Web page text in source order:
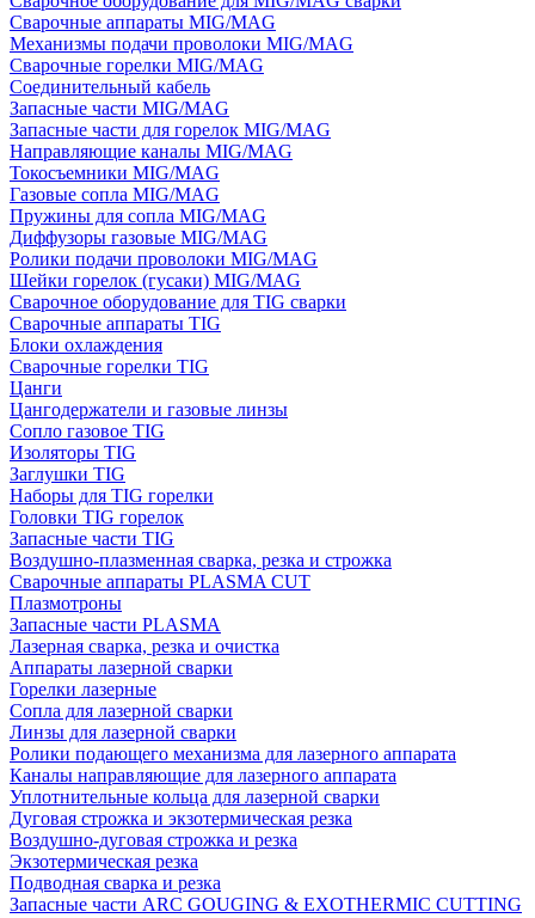
Сварочные аппараты MIG/MAG
Механизмы подачи проволоки MIG/MAG
Сварочные горелки MIG/MAG
Соединительный кабель
Запасные части MIG/MAG
Запасные части для горелок MIG/MAG
Направляющие каналы MIG/MAG
Токосъемники MIG/MAG
Газовые сопла MIG/MAG
Пружины для сопла MIG/MAG
Диффузоры газовые MIG/MAG
Ролики подачи проволоки MIG/MAG
Шейки горелок (гусаки) MIG/MAG
Сварочное оборудование для TIG сварки
Сварочные аппараты TIG
Блоки охлаждения
Сварочные горелки TIG
Цанги
Цангодержатели и газовые линзы
Сопло газовое TIG
Изоляторы TIG
Заглушки TIG
Наборы для TIG горелки
Головки TIG горелок
Запасные части TIG
Воздушно-плазменная сварка, резка и строжка
Сварочные аппараты PLASMA CUT
Плазмотроны
Запасные части PLASMA
Лазерная сварка, резка и очистка
Аппараты лазерной сварки
Горелки лазерные
Сопла для лазерной сварки
Линзы для лазерной сварки
Ролики подающего механизма для лазерного аппарата
Каналы направляющие для лазерного аппарата
Уплотнительные кольца для лазерной сварки
Дуговая строжка и экзотермическая резка
Воздушно-дуговая строжка и резка
Экзотермическая резка
Подводная сварка и резка
Запасные части ARC GOUGING & EXOTHERMIC CUTTING